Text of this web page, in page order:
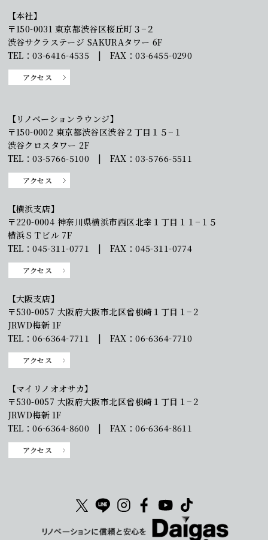
【本社】
〒150-0031 東京都渋谷区桜丘町３−２
渋谷サクラステージ SAKURAタワー 6F
TEL：03-6416-4535 | FAX：03-6455-0290
アクセス
【リノベーションラウンジ】
〒150-0002 東京都渋谷区渋谷２丁目１５−１
渋谷クロスタワー 2F
TEL：03-5766-5100 | FAX：03-5766-5511
アクセス
【横浜支店】
〒220-0004 神奈川県横浜市西区北幸１丁目１１−１５
横浜ＳＴビル 7F
TEL：045-311-0771 | FAX：045-311-0774
アクセス
【大阪支店】
〒530-0057 大阪府大阪市北区曾根崎１丁目１−２
JRWD梅新 1F
TEL：06-6364-7711 | FAX：06-6364-7710
アクセス
【マイリノオオサカ】
〒530-0057 大阪府大阪市北区曾根崎１丁目１−２
JRWD梅新 1F
TEL：06-6364-8600 | FAX：06-6364-8611
アクセス